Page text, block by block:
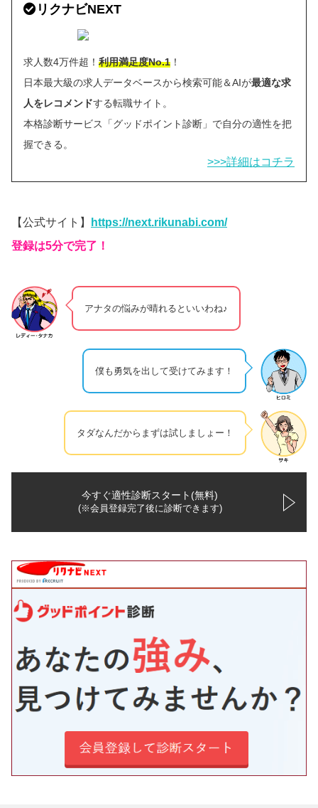
リクナビNEXT
求人数4万件超！ 利用満足度No.1 ！
日本最大級の求人データベースから検索可能＆AIが最適な求
人をレコメンドする転職サイト。
本格診断サービス「グッドポイント診断」で自分の適性を把
握できる。
>>>詳細はコチラ
【公式サイト】
https://next.rikunabi.com/
登録は5分で完了！
アナタの悩みが晴れるといいわね♪
僕も勇気を出して受けてみます！
タダなんだからまずは試しましょー！
今すぐ適性診断スタート(無料)
(※会員登録完了後に診断できます)